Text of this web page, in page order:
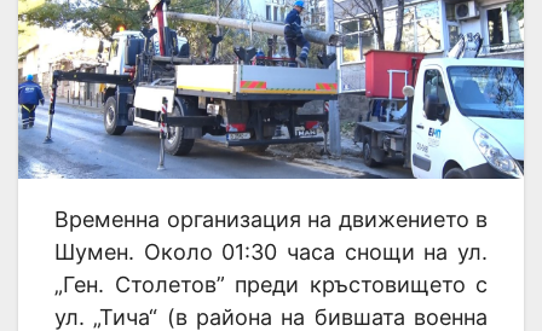
Временна организация на движението в
Шумен. Около 01:30 часа снощи на ул.
„Ген. Столетов” преди кръстовището с
ул. „Тича“ (в района на бившата военна